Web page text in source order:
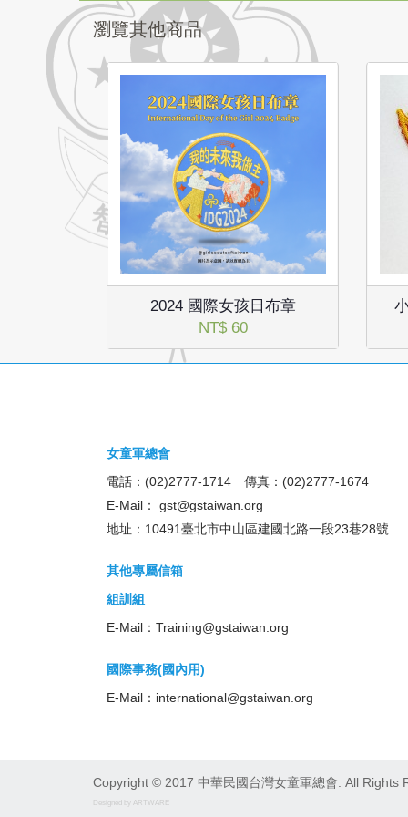
瀏覽其他商品
2024 國際女孩日布章
NT$ 60
女童軍總會
電話：(02)2777-1714 傳真：(02)2777-1674
E-Mail： gst@gstaiwan.org
地址：10491臺北市中山區建國北路一段23巷28號
其他專屬信箱
組訓組
E-Mail： Training@gstaiwan.org
國際事務(國內用)
E-Mail： international@gstaiwan.org
Copyright © 2017 中華民國台灣女童軍總會. All Rights
Designed by ARTWARE